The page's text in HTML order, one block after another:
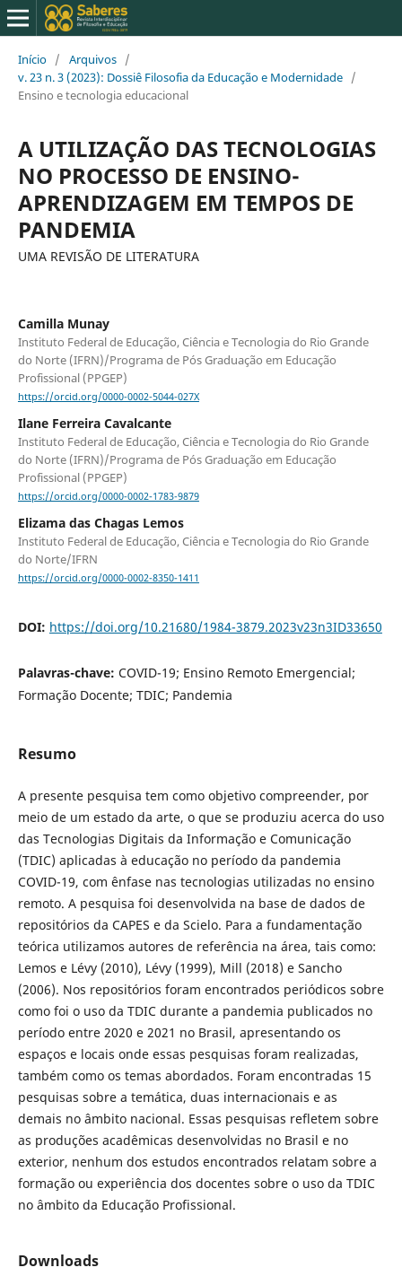
Início / Arquivos /
v. 23 n. 3 (2023): Dossiê Filosofia da Educação e Modernidade /
Ensino e tecnologia educacional
A UTILIZAÇÃO DAS TECNOLOGIAS
NO PROCESSO DE ENSINO-
APRENDIZAGEM EM TEMPOS DE
PANDEMIA
UMA REVISÃO DE LITERATURA
Camilla Munay
Instituto Federal de Educação, Ciência e Tecnologia do Rio Grande
do Norte (IFRN)/Programa de Pós Graduação em Educação
Profissional (PPGEP)
https://orcid.org/0000-0002-5044-027X
Ilane Ferreira Cavalcante
Instituto Federal de Educação, Ciência e Tecnologia do Rio Grande
do Norte (IFRN)/Programa de Pós Graduação em Educação
Profissional (PPGEP)
https://orcid.org/0000-0002-1783-9879
Elizama das Chagas Lemos
Instituto Federal de Educação, Ciência e Tecnologia do Rio Grande
do Norte/IFRN
https://orcid.org/0000-0002-8350-1411
DOI: https://doi.org/10.21680/1984-3879.2023v23n3ID33650
Palavras-chave: COVID-19; Ensino Remoto Emergencial;
Formação Docente; TDIC; Pandemia
Resumo
A presente pesquisa tem como objetivo compreender, por
meio de um estado da arte, o que se produziu acerca do uso
das Tecnologias Digitais da Informação e Comunicação
(TDIC) aplicadas à educação no período da pandemia
COVID-19, com ênfase nas tecnologias utilizadas no ensino
remoto. A pesquisa foi desenvolvida na base de dados de
repositórios da CAPES e da Scielo. Para a fundamentação
teórica utilizamos autores de referência na área, tais como:
Lemos e Lévy (2010), Lévy (1999), Mill (2018) e Sancho
(2006). Nos repositórios foram encontrados periódicos sobre
como foi o uso da TDIC durante a pandemia publicados no
período entre 2020 e 2021 no Brasil, apresentando os
espaços e locais onde essas pesquisas foram realizadas,
também como os temas abordados. Foram encontradas 15
pesquisas sobre a temática, duas internacionais e as
demais no âmbito nacional. Essas pesquisas refletem sobre
as produções acadêmicas desenvolvidas no Brasil e no
exterior, nenhum dos estudos encontrados relatam sobre a
formação ou experiência dos docentes sobre o uso da TDIC
no âmbito da Educação Profissional.
Downloads